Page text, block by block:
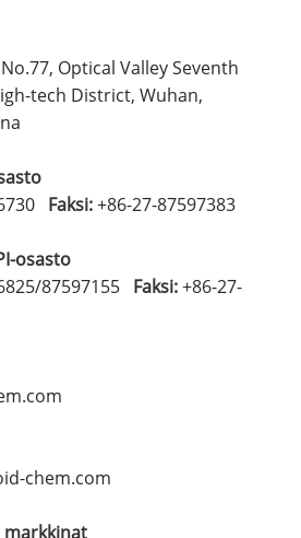
No.77, Optical Valley Seventh
tech District, Wuhan,
Faksi: +86-27-87597383
osasto
/87597155 Faksi: +86-27-
chem.com
markkinat